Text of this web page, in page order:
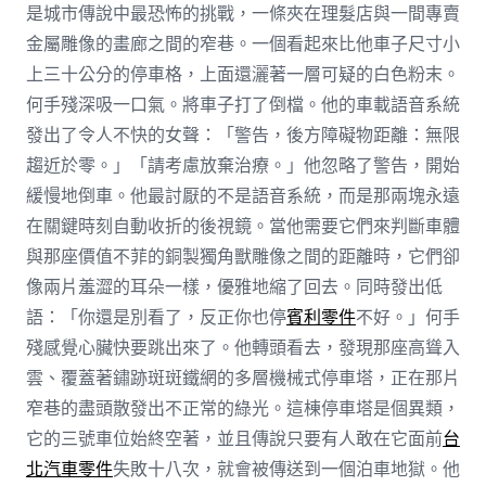
是城市傳說中最恐怖的挑戰，一條夾在理髮店與一間專賣
金屬雕像的畫廊之間的窄巷。一個看起來比他車子尺寸小
上三十公分的停車格，上面還灑著一層可疑的白色粉末。
何手殘深吸一口氣。將車子打了倒檔。他的車載語音系統
發出了令人不快的女聲：「警告，後方障礙物距離：無限
趨近於零。」「請考慮放棄治療。」他忽略了警告，開始
緩慢地倒車。他最討厭的不是語音系統，而是那兩塊永遠
在關鍵時刻自動收折的後視鏡。當他需要它們來判斷車體
與那座價值不菲的銅製獨角獸雕像之間的距離時，它們卻
像兩片羞澀的耳朵一樣，優雅地縮了回去。同時發出低
語：「你還是別看了，反正你也停賓利零件不好。」何手
殘感覺心臟快要跳出來了。他轉頭看去，發現那座高聳入
雲、覆蓋著鏽跡斑斑鐵網的多層機械式停車塔，正在那片
窄巷的盡頭散發出不正常的綠光。這棟停車塔是個異類，
它的三號車位始終空著，並且傳說只要有人敢在它面前台
北汽車零件失敗十八次，就會被傳送到一個泊車地獄。他